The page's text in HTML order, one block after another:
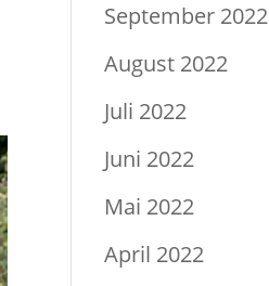
September 2022
August 2022
Juli 2022
Juni 2022
Mai 2022
April 2022